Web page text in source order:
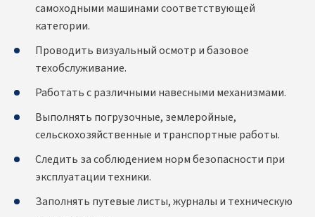
самоходными машинами соответствующей
категории.
Проводить визуальный осмотр и базовое
техобслуживание.
Работать с различными навесными механизмами.
Выполнять погрузочные, землеройные,
сельскохозяйственные и транспортные работы.
Следить за соблюдением норм безопасности при
эксплуатации техники.
Заполнять путевые листы, журналы и техническую